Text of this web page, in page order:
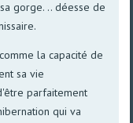
gorge. .. déesse de
la capacité de
sa vie
parfaitement
qui va